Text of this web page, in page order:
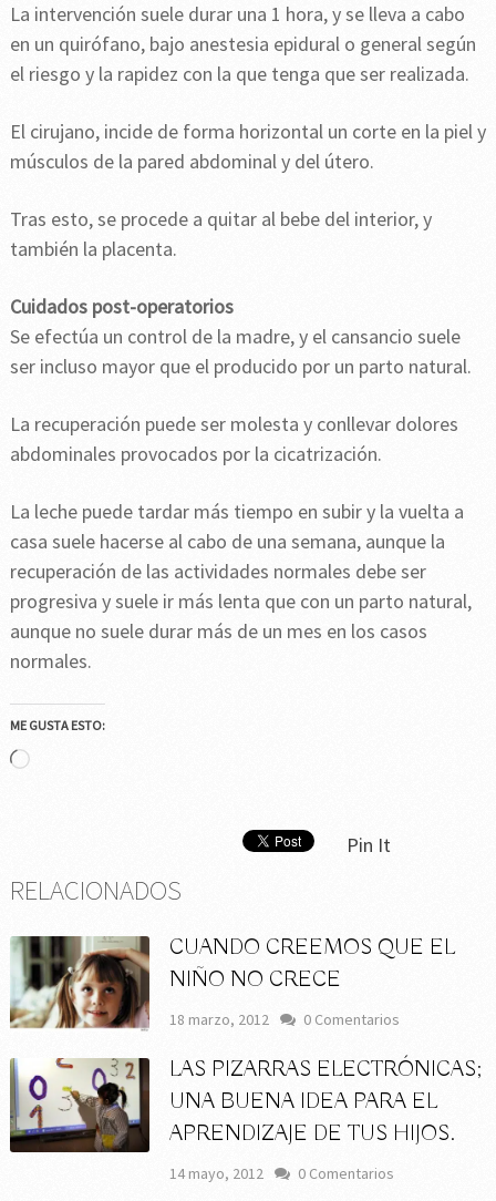
La intervención suele durar una 1 hora, y se lleva a cabo
en un quirófano, bajo anestesia epidural o general según
el riesgo y la rapidez con la que tenga que ser realizada.
El cirujano, incide de forma horizontal un corte en la piel y
músculos de la pared abdominal y del útero.
Tras esto, se procede a quitar al bebe del interior, y
también la placenta.
Cuidados post-operatorios
Se efectúa un control de la madre, y el cansancio suele
ser incluso mayor que el producido por un parto natural.
La recuperación puede ser molesta y conllevar dolores
abdominales provocados por la cicatrización.
La leche puede tardar más tiempo en subir y la vuelta a
casa suele hacerse al cabo de una semana, aunque la
recuperación de las actividades normales debe ser
progresiva y suele ir más lenta que con un parto natural,
aunque no suele durar más de un mes en los casos
normales.
ME GUSTA ESTO:
Cargando...
Pin It
RELACIONADOS
CUANDO CREEMOS QUE EL
NIÑO NO CRECE
18 marzo, 2012 0 Comentarios
LAS PIZARRAS ELECTRÓNICAS;
UNA BUENA IDEA PARA EL
APRENDIZAJE DE TUS HIJOS.
14 mayo, 2012 0 Comentarios